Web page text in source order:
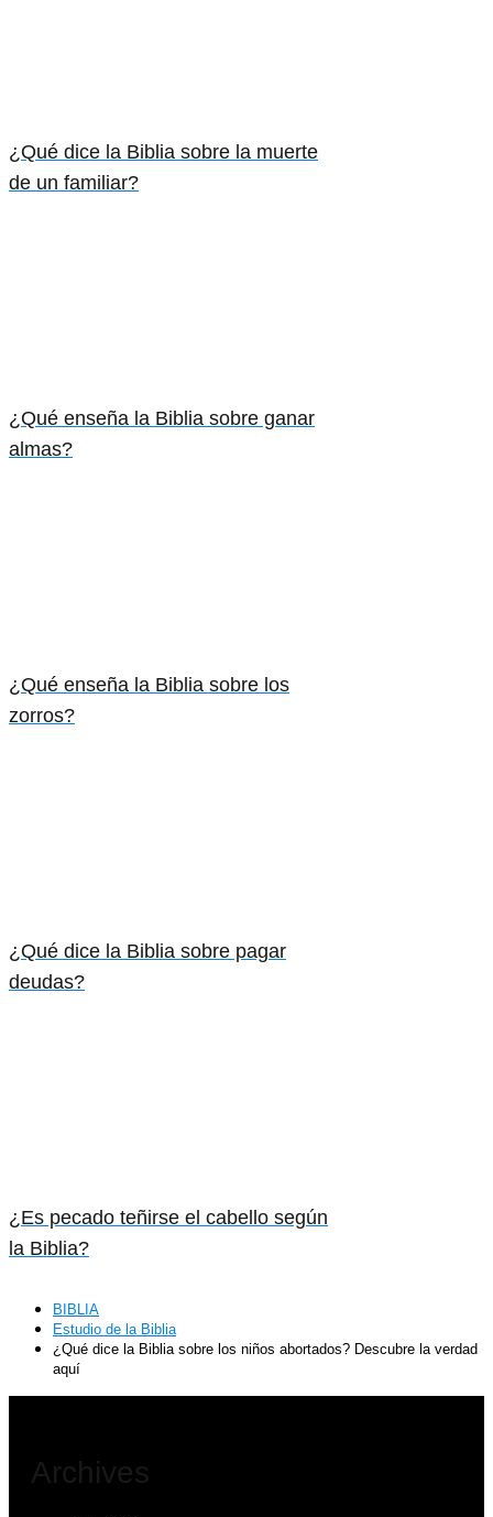
¿Qué dice la Biblia sobre la muerte
de un familiar?
¿Qué enseña la Biblia sobre ganar
almas?
¿Qué enseña la Biblia sobre los
zorros?
¿Qué dice la Biblia sobre pagar
deudas?
¿Es pecado teñirse el cabello según
la Biblia?
BIBLIA
Estudio de la Biblia
¿Qué dice la Biblia sobre los niños abortados? Descubre la verdad
aquí
Archives